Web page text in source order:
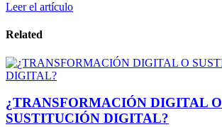
Leer el artículo
Related
¿TRANSFORMACIÓN DIGITAL O
SUSTITUCIÓN DIGITAL?